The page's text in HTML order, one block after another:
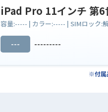
iPad Pro 11インチ 第
容量:----- | カラー:----- | SIMロック:
--- ---------
※付属